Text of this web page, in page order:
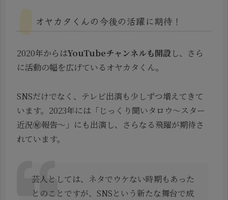
オヤカタくんの今後の活躍に期待！
2020年からはYouTubeチャンネルも開設し、さら
に活動の幅を広げているオヤカタくん。
SNSだけでなく、テレビ出演も少しずつ増えてきて
います。2023年には「じっくり聞いタロウ～スター
近況㊙報告～」にも出演し、さらなる飛躍が期待さ
れています。
芸人としては、ネタでウケない時期もあった
とのことですが、SNSという新たな舞台で成